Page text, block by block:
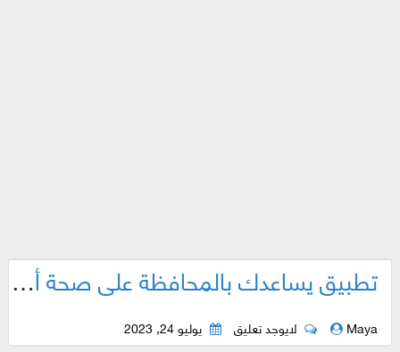
تطبيق يساعدك بالمحافظة على صحة أسنانك
Maya لايوجد تعليق يوليو 24, 2023